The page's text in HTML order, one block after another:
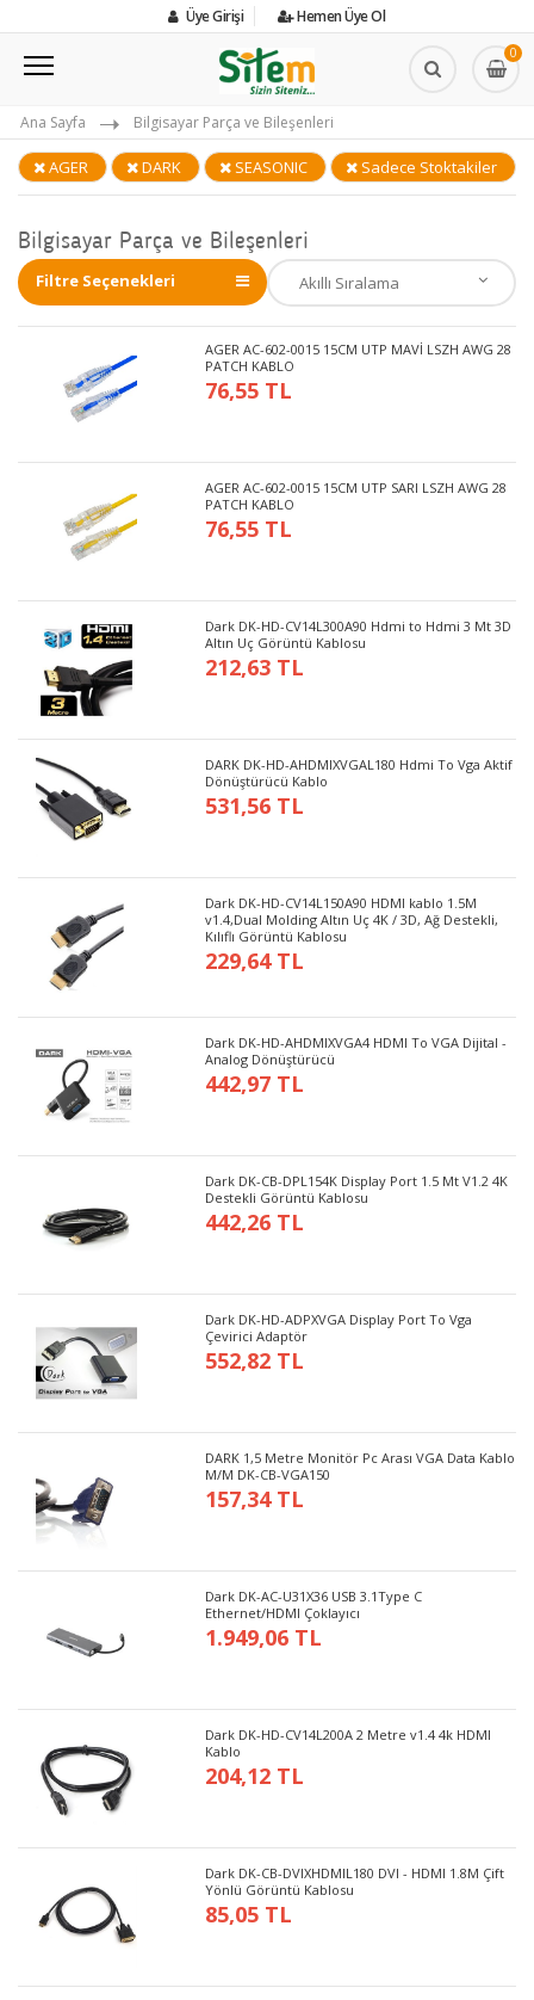
Üye Girişi Hemen Üye Ol
0
Ana Sayfa Bilgisayar Parça ve Bileşenleri
AGER DARK SEASONIC Sadece Stoktakiler
Bilgisayar Parça ve Bileşenleri
Filtre Seçenekleri
AGER AC-602-0015 15CM UTP MAVİ LSZH AWG 28
PATCH KABLO
76,55 TL
AGER AC-602-0015 15CM UTP SARI LSZH AWG 28
PATCH KABLO
76,55 TL
Dark DK-HD-CV14L300A90 Hdmi to Hdmi 3 Mt 3D
Altın Uç Görüntü Kablosu
212,63 TL
DARK DK-HD-AHDMIXVGAL180 Hdmi To Vga Aktif
Dönüştürücü Kablo
531,56 TL
Dark DK-HD-CV14L150A90 HDMI kablo 1.5M
v1.4,Dual Molding Altın Uç 4K / 3D, Ağ Destekli,
Kılıflı Görüntü Kablosu
229,64 TL
Dark DK-HD-AHDMIXVGA4 HDMI To VGA Dijital -
Analog Dönüştürücü
442,97 TL
Dark DK-CB-DPL154K Display Port 1.5 Mt V1.2 4K
Destekli Görüntü Kablosu
442,26 TL
Dark DK-HD-ADPXVGA Display Port To Vga
Çevirici Adaptör
552,82 TL
DARK 1,5 Metre Monitör Pc Arası VGA Data Kablo
M/M DK-CB-VGA150
157,34 TL
Dark DK-AC-U31X36 USB 3.1Type C
Ethernet/HDMI Çoklayıcı
1.949,06 TL
Dark DK-HD-CV14L200A 2 Metre v1.4 4k HDMI
Kablo
204,12 TL
Dark DK-CB-DVIXHDMIL180 DVI - HDMI 1.8M Çift
Yönlü Görüntü Kablosu
85,05 TL